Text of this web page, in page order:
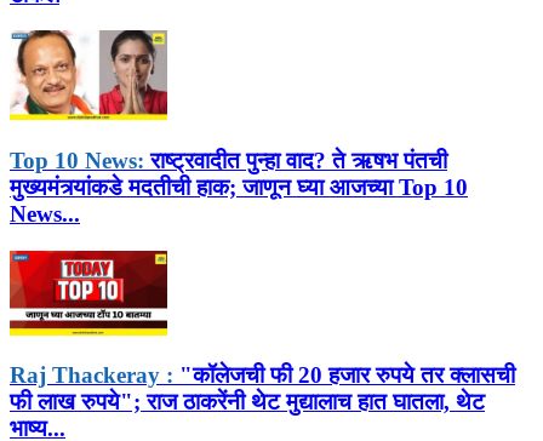
Top 10 News: राष्ट्रवादीत पुन्हा वाद? ते ऋषभ पंतची
मुख्यमंत्र्यांकडे मदतीची हाक; जाणून घ्या आजच्या Top 10
News...
Raj Thackeray : "कॉलेजची फी 20 हजार रुपये तर क्लासची
फी लाख रुपये"; राज ठाकरेंनी थेट मुद्यालाच हात घातला, थेट
भाष्य...